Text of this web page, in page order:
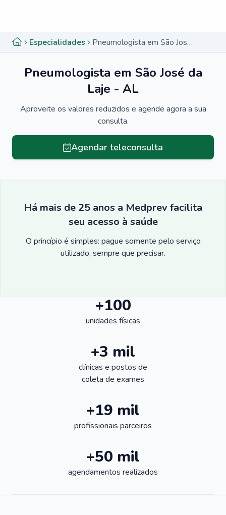
Especialidades Pneumologista em São José da Laje - AL
Pneumologista em São José da
Laje - AL
Aproveite os valores reduzidos e agende agora a sua
consulta.
Agendar teleconsulta
Há mais de 25 anos a Medprev facilita
seu acesso à saúde
O princípio é simples: pague somente pelo serviço
utilizado, sempre que precisar.
+100
unidades físicas
+3 mil
clínicas e postos de
coleta de exames
+19 mil
profissionais parceiros
+50 mil
agendamentos realizados